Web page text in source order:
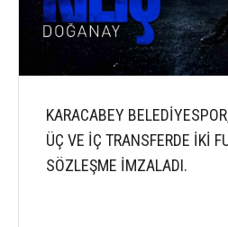
KARACABEY
ÜÇ VE İÇ TRANSFERDE İKİ
SÖZLEŞME İMZALADI.